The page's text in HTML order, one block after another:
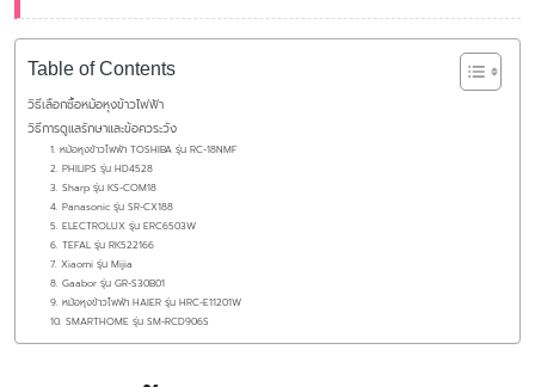
Table of Contents
วิธีเลือกซื้อหม้อหุงข้าวไฟฟ้า
วิธีการดูแลรักษาและข้อควระวัง
1. หม้อหุงข้าวไฟฟ้า TOSHIBA รุ่น RC-18NMF
2. PHILIPS รุ่น HD4528
3. Sharp รุ่น KS-COM18
4. Panasonic รุ่น SR-CX188
5. ELECTROLUX รุ่น ERC6503W
6. TEFAL รุ่น RK522166
7. Xiaomi รุ่น Mijia
8. Gaabor รุ่น GR-S30B01
9. หม้อหุงข้าวไฟฟ้า HAIER รุ่น HRC-E11201W
10. SMARTHOME รุ่น SM-RCD906S